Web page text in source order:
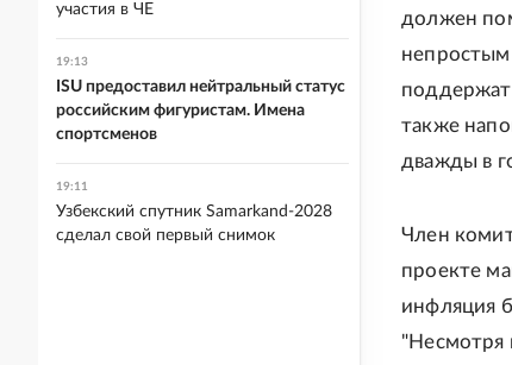
должен
также
дважды в
Член
проекте
инфляция
"Несмотря
участия в ЧЕ
19:13
ISU предоставил нейтральный статус
российским фигуристам. Имена
спортсменов
19:11
Узбекский спутник Samarkand-2028
сделал свой первый снимок